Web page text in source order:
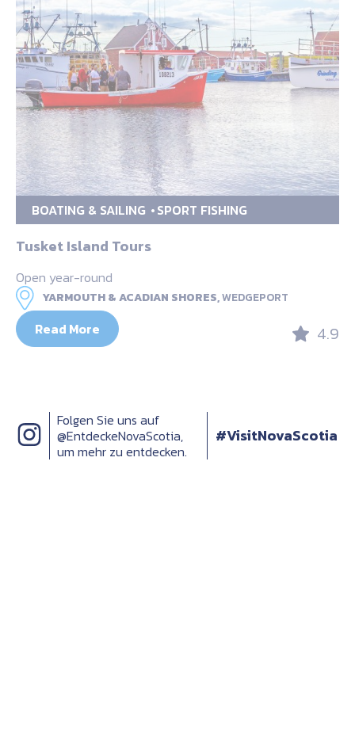
BOATING & SAILING SPORT FISHING
Tusket Island Tours
Open year-round
YARMOUTH & ACADIAN SHORES,WEDGEPORT
Read More 4.9
Folgen Sie uns auf
@EntdeckeNovaScotia,
um mehr zu entdecken.
#VisitNovaScotia